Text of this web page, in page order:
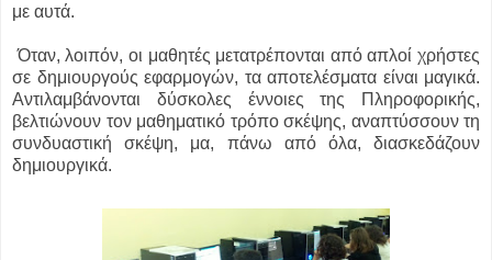
με αυτά.
Όταν, λοιπόν, οι μαθητές μετατρέπονται από απλοί χρήστες
σε δημιουργούς εφαρμογών, τα αποτελέσματα είναι μαγικά.
Αντιλαμβάνονται δύσκολες έννοιες της Πληροφορικής,
βελτιώνουν τον μαθηματικό τρόπο σκέψης, αναπτύσσουν τη
συνδυαστική σκέψη, μα, πάνω από όλα, διασκεδάζουν
δημιουργικά.